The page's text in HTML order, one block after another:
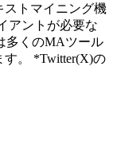
ストマイニング機
アントが必要な
多くのMAツール
。 *Twitter(X)の